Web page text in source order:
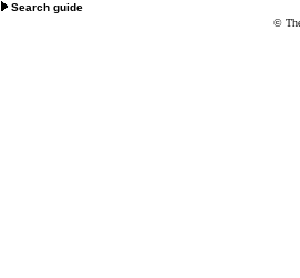
Search guide
©